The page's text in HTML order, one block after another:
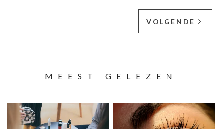
VOLGENDE
MEEST GELEZEN